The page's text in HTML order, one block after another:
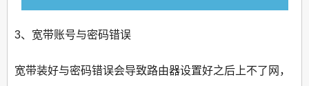
3、宽带账号与密码错误
宽带装好与密码错误会导致路由器设置好之后上不了网，